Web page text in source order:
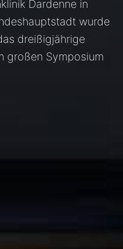
Dardenne in
wurde
dreißigjährige
großen Symposium